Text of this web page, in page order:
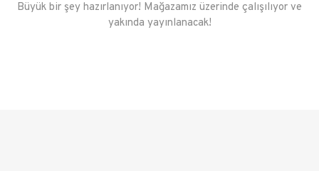
Büyük bir şey hazırlanıyor! Mağazamız üzerinde çalışılıyor ve
yakında yayınlanacak!